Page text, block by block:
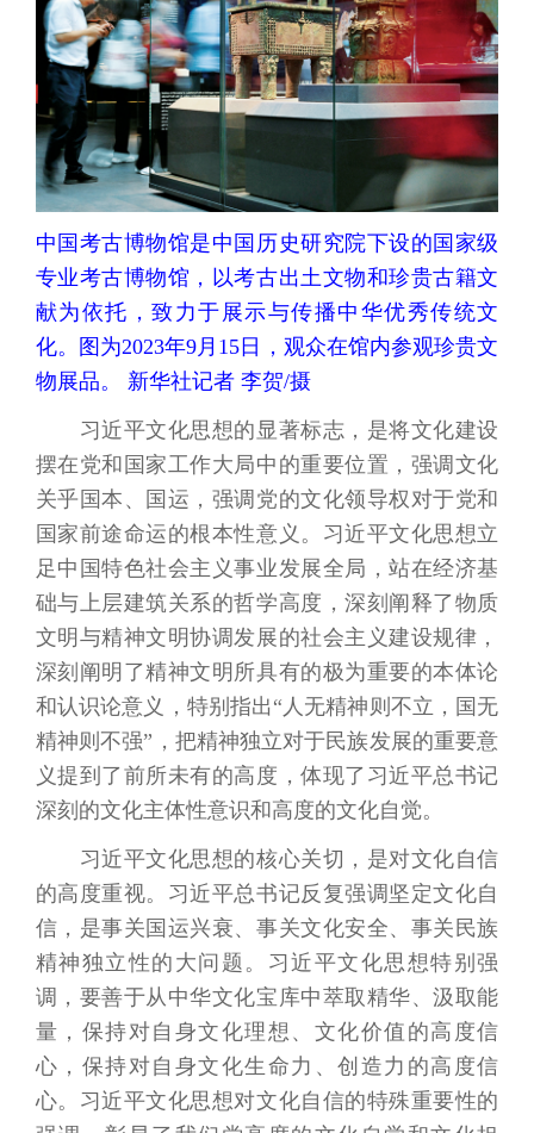
中国考古博物馆是中国历史研究院下设的国家级
专业考古博物馆，以考古出土文物和珍贵古籍文
献为依托，致力于展示与传播中华优秀传统文
化。图为2023年9月15日，观众在馆内参观珍贵文
物展品。 新华社记者 李贺/摄
习近平文化思想的显著标志，是将文化建设
摆在党和国家工作大局中的重要位置，强调文化
关乎国本、国运，强调党的文化领导权对于党和
国家前途命运的根本性意义。习近平文化思想立
足中国特色社会主义事业发展全局，站在经济基
础与上层建筑关系的哲学高度，深刻阐释了物质
文明与精神文明协调发展的社会主义建设规律，
深刻阐明了精神文明所具有的极为重要的本体论
和认识论意义，特别指出“人无精神则不立，国无
精神则不强”，把精神独立对于民族发展的重要意
义提到了前所未有的高度，体现了习近平总书记
深刻的文化主体性意识和高度的文化自觉。
习近平文化思想的核心关切，是对文化自信
的高度重视。习近平总书记反复强调坚定文化自
信，是事关国运兴衰、事关文化安全、事关民族
精神独立性的大问题。习近平文化思想特别强
调，要善于从中华文化宝库中萃取精华、汲取能
量，保持对自身文化理想、文化价值的高度信
心，保持对自身文化生命力、创造力的高度信
心。习近平文化思想对文化自信的特殊重要性的